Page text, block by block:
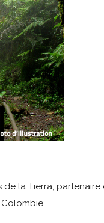
la Tierra, partenaire